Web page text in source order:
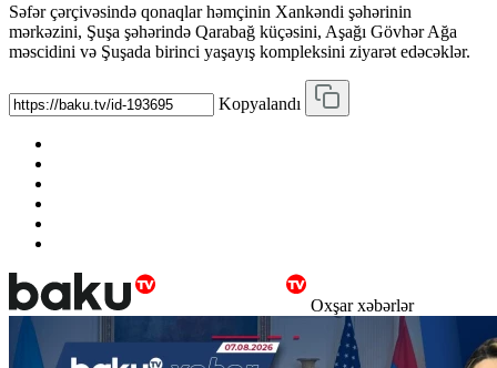
Səfər çərçivəsində qonaqlar həmçinin Xankəndi şəhərinin
mərkəzini, Şuşa şəhərində Qarabağ küçəsini, Aşağı Gövhər Ağa
məscidini və Şuşada birinci yaşayış kompleksini ziyarət edəcəklər.
Kopyalandı
Oxşar xəbərlər